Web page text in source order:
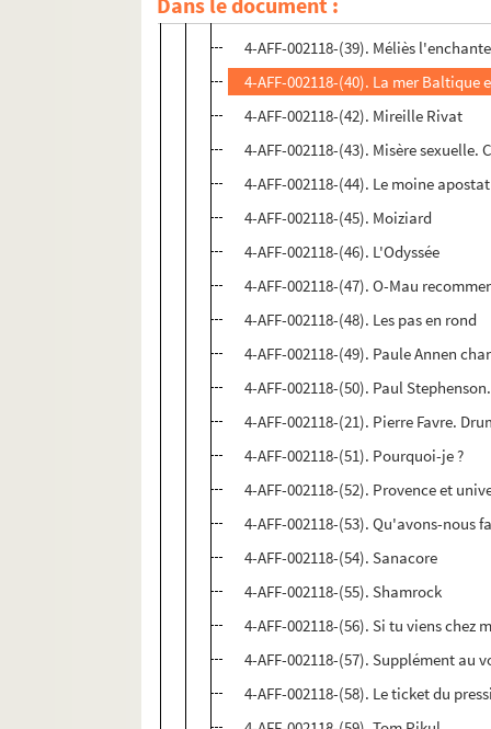
4-AFF-002118-(38). Masada, un
4-AFF-002118-(39). Méliès
4-AFF-002118-(40). La mer Baltique
4-AFF-002118-(42). Mireille Rivat
4-AFF-002118-(43). Misère
4-AFF-002118-(44). Le moine apostat
4-AFF-002118-(45). Moiziard
4-AFF-002118-(46). L'Odyssée
4-AFF-002118-(47). O-Mau
4-AFF-002118-(48). Les pas en rond
4-AFF-002118-(49). Paule Annen
4-AFF-002118-(50). Paul
4-AFF-002118-(21). Pierre Favre.
4-AFF-002118-(51). Pourquoi-je ?
4-AFF-002118-(52). Provence et
4-AFF-002118-(53). Qu'avons-nous
4-AFF-002118-(54). Sanacore
4-AFF-002118-(55). Shamrock
4-AFF-002118-(56). Si tu viens
4-AFF-002118-(57). Supplément au
4-AFF-002118-(58). Le ticket du